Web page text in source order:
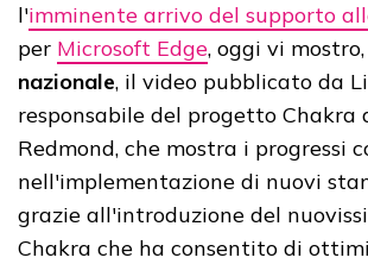
l'imminente arrivo del supporto
per Microsoft Edge, oggi vi mostro,
nazionale, il video pubblicato da
responsabile del progetto Chakra
Redmond, che mostra i progressi
nell'implementazione di nuovi
grazie all'introduzione del
Chakra che ha consentito di